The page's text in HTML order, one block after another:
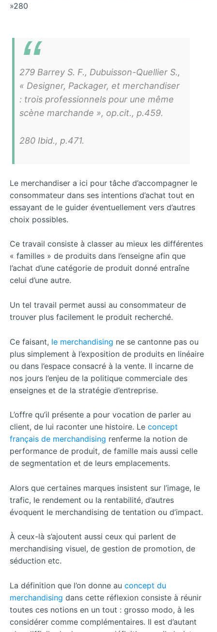
»280
279 Barrey S. F., Dubuisson-Quellier S.,
« Designer, Packager, et merchandiser
: trois professionnels pour une même
scène marchande », op.cit., p.459.
280 Ibid., p.471.
Le merchandiser a ici pour tâche d’accompagner le
consommateur dans ses intentions d’achat tout en
essayant de le guider éventuellement vers d’autres
choix possibles.
Ce travail consiste à classer au mieux les différentes
« familles » de produits dans l’enseigne afin que
l’achat d’une catégorie de produit donné entraîne
celui d’une autre.
Un tel travail permet aussi au consommateur de
trouver plus facilement le produit recherché.
Ce faisant, le merchandising ne se cantonne pas ou
plus simplement à l’exposition de produits en linéaire
ou dans l’espace consacré à la vente. Il incarne de
nos jours l’enjeu de la politique commerciale des
enseignes et de la stratégie d’entreprise.
L’offre qu’il présente a pour vocation de parler au
client, de lui raconter une histoire. Le concept
français de merchandising renferme la notion de
performance de produit, de famille mais aussi celle
de segmentation et de leurs emplacements.
Alors que certaines marques insistent sur l’image, le
trafic, le rendement ou la rentabilité, d’autres
évoquent le merchandising de tentation ou d’impact.
À ceux-là s’ajoutent aussi ceux qui parlent de
merchandising visuel, de gestion de promotion, de
séduction etc.
La définition que l’on donne au concept du
merchandising dans cette réflexion consiste à réunir
toutes ces notions en un tout : grosso modo, à les
considérer comme complémentaires. Il est d’autant